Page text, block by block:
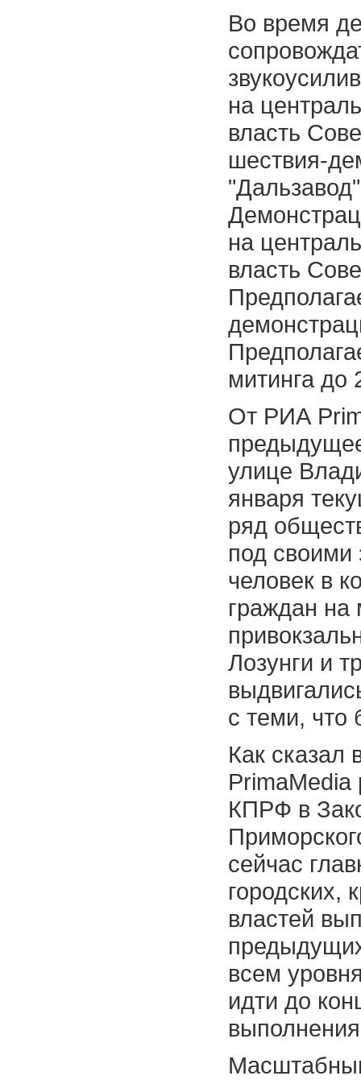
Во время
на
власть
шествия-
на
власть
митинга до
От РИА
улице
января
ряд
под своими
человек в
граждан на
Лозунги и
с теми, что
Как сказал
PrimaMedia
КПРФ в
сейчас
городских,
властей
всем
идти до